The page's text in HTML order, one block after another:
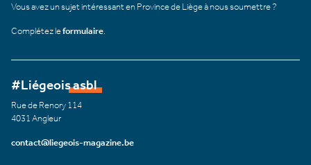
Vous avez un sujet intéressant en Province de Liège à nous soumettre ?
Complétez leformulaire
#Liégeois asbl
Rue de Renory 114
4031 Angleur
contact@liegeois-magazine.be